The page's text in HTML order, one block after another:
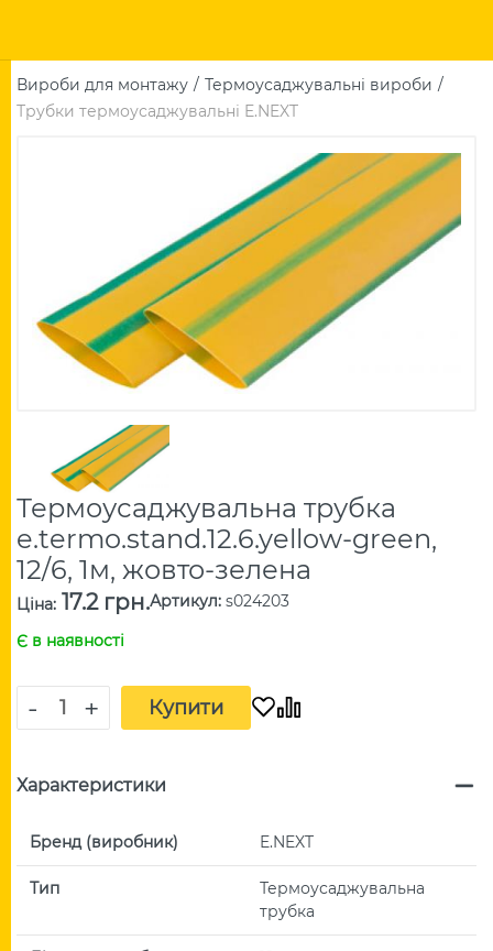
Вироби для монтажу
Термоусаджувальні вироби
Трубки термоусаджувальні E.NEXT
Термоусаджувальна трубка
e.termo.stand.12.6.yellow-green,
12/6, 1м, жовто-зелена
Ціна: 17.2 грн.Артикул: s024203
Є в наявності
- + Купити
Характеристики
Бренд (виробник) E.NEXT
Тип
Термоусаджувальна
трубка